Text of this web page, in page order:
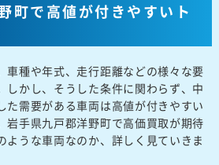
町で高値が付きやすいト
車種や年式、走行距離などの様々な要
しかし、そうした条件に関わらず、中
た需要がある車両は高値が付きやすい
岩手県九戸郡洋野町で高価買取が期待
ような車両なのか、詳しく見ていきま